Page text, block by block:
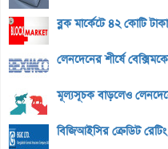
ব্লক মার্কেটে ৪২ কোটি
লেনদেনের শীর্ষে
মূল্যসূচক বাড়লেও
বিজিআইসির ক্রেডিট